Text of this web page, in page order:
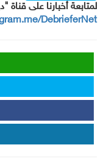
لمتابعة أخبارنا على قناة
DebrieferNet